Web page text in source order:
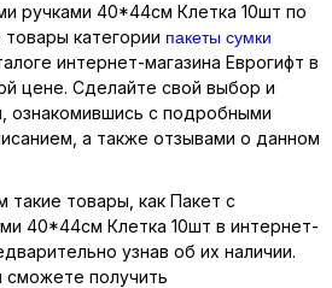
ручками 40*44см Клетка 10шт по
категории пакеты сумки
интернет-магазина Еврогифт в
цене. Сделайте свой выбор и
ознакомившись с подробными
а также отзывами о данном
такие товары, как Пакет с
40*44см Клетка 10шт в интернет-
узнав об их наличии.
сможете получить